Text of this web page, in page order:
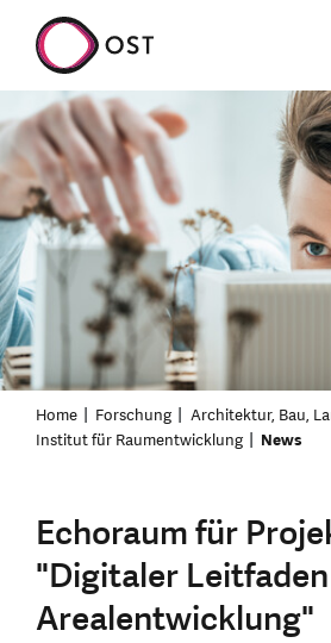
Home Forschung Architektur, Bau,
Institut für Raumentwicklung
News
Echoraum für
"Digitaler Leitfaden
Arealentwicklung"